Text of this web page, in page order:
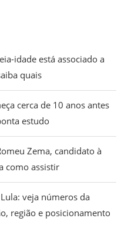
idade está associado a
quais
cerca de 10 anos antes
estudo
Zema, candidato à
como assistir
veja números da
região e posicionamento